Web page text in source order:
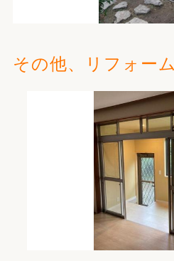
その他、リフォー